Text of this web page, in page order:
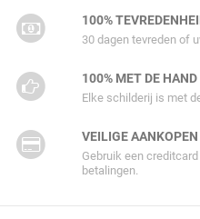
100%
30 dagen tevreden of
100% MET DE
Elke schilderij is met
VEILIGE AANKOPEN
Gebruik een
betalingen.